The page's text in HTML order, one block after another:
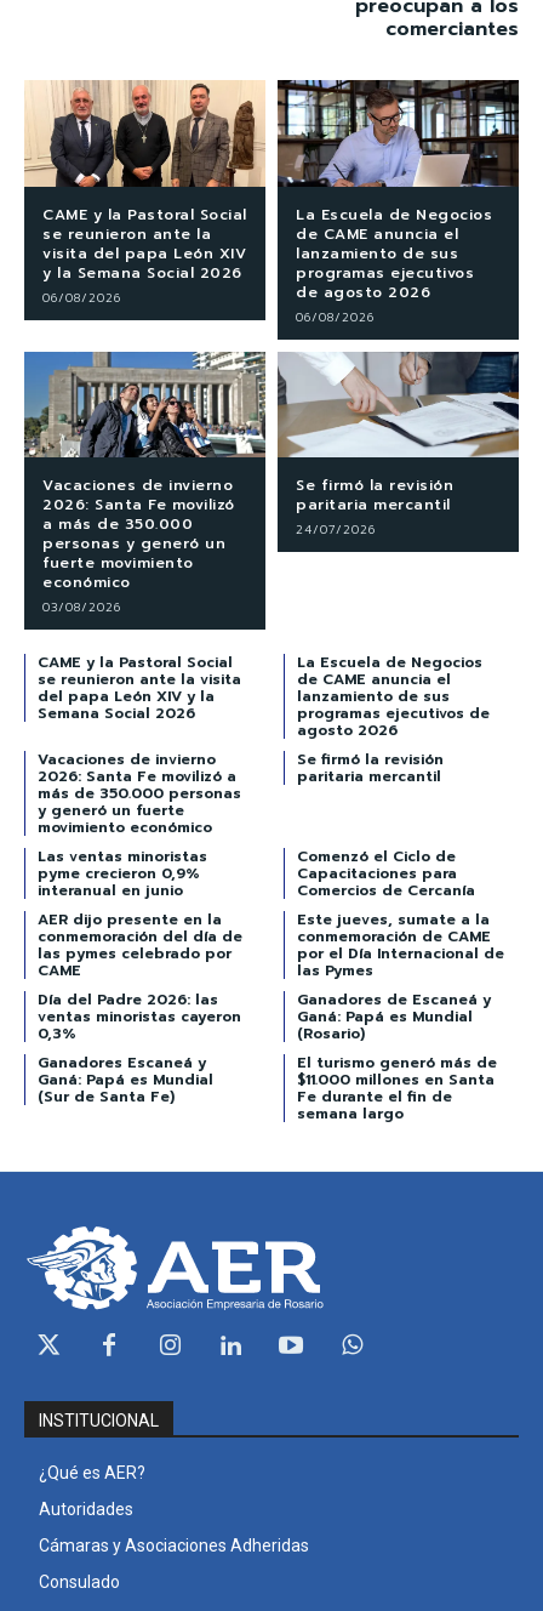
preocupan a los
comerciantes
CAME y la Pastoral Social
se reunieron ante la
visita del papa León XIV
y la Semana Social 2026
06/08/2026
La Escuela de Negocios
de CAME anuncia el
lanzamiento de sus
programas ejecutivos
de agosto 2026
06/08/2026
Vacaciones de invierno
2026: Santa Fe movilizó
a más de 350.000
personas y generó un
fuerte movimiento
económico
03/08/2026
Se firmó la revisión
paritaria mercantil
24/07/2026
CAME y la Pastoral Social
se reunieron ante la visita
del papa León XIV y la
Semana Social 2026
La Escuela de Negocios
de CAME anuncia el
lanzamiento de sus
programas ejecutivos de
agosto 2026
Vacaciones de invierno
2026: Santa Fe movilizó a
más de 350.000 personas
y generó un fuerte
movimiento económico
Se firmó la revisión
paritaria mercantil
Las ventas minoristas
pyme crecieron 0,9%
interanual en junio
Comenzó el Ciclo de
Capacitaciones para
Comercios de Cercanía
AER dijo presente en la
conmemoración del día de
las pymes celebrado por
CAME
Este jueves, sumate a la
conmemoración de CAME
por el Día Internacional de
las Pymes
Día del Padre 2026: las
ventas minoristas cayeron
0,3%
Ganadores de Escaneá y
Ganá: Papá es Mundial
(Rosario)
Ganadores Escaneá y
Ganá: Papá es Mundial
(Sur de Santa Fe)
El turismo generó más de
$11.000 millones en Santa
Fe durante el fin de
semana largo
INSTITUCIONAL
¿Qué es AER?
Autoridades
Cámaras y Asociaciones Adheridas
Consulado